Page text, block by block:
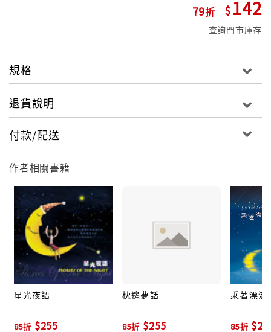
79 142
查詢門市庫存
規格
退貨說明
付款/配送
作者相關書籍
星光夜語
85折 $255
枕邊夢話
85折 $255
乘著漂流
85折